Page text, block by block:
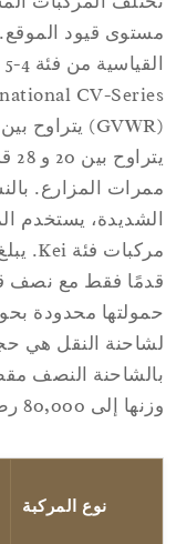
قيود الموقع.
يتراوح
المزارع.
يستخدم
النقل هي حجمها
النصف
80,000 رطل وعرضها إلى 102 بوصة.
نوع المركبة